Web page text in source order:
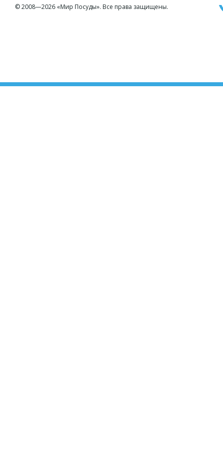
© 2008—2026 «Мир Посуды». Все права защищены.